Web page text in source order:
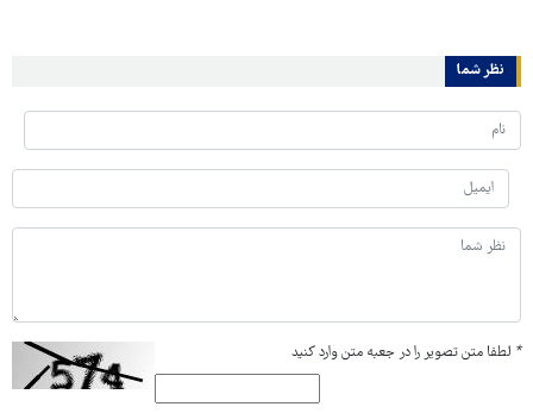
نظر شما
* لطفا متن تصویر را در جعبه متن وارد کنید